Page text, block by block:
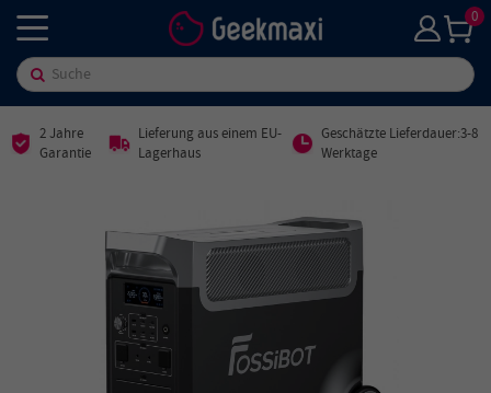
0
2 Jahre
Garantie
Lieferung aus einem EU-
Lagerhaus
Geschätzte Lieferdauer:3-8
Werktage